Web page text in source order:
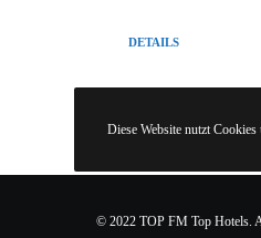
DETAILS
© 2022 TOP FM Top Hotels.
Diese Website nutzt